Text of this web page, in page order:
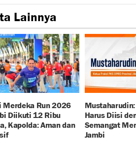
Lainnya
Merdeka Run 2026
Diikuti 12 Ribu
Kapolda: Aman dan
Harus Diisi
Semangat
Jambi